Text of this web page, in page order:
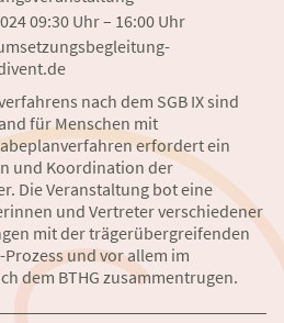
09:30 Uhr – 16:00 Uhr
nach dem SGB IX sind
für Menschen mit
erfordert ein
und Koordination der
Die Veranstaltung bot eine
und Vertreter verschiedener
mit der trägerübergreifenden
und vor allem im
dem BTHG zusammentrugen.